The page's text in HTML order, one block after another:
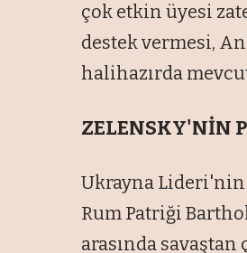
çok etkin üyesi
destek vermesi,
halihazırda
ZELENSKY'NİN
Ukrayna Lideri'nin
Rum Patriği
arasında